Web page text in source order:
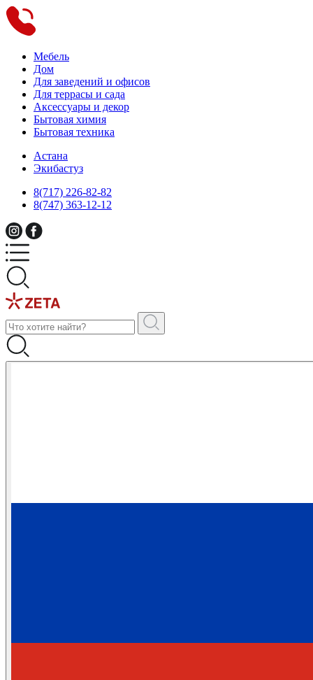
Мебель
Дом
Для заведений и офисов
Для террасы и сада
Аксессуары и декор
Бытовая химия
Бытовая техника
Астана
Экибастуз
8(717) 226-82-82
8(747) 363-12-12